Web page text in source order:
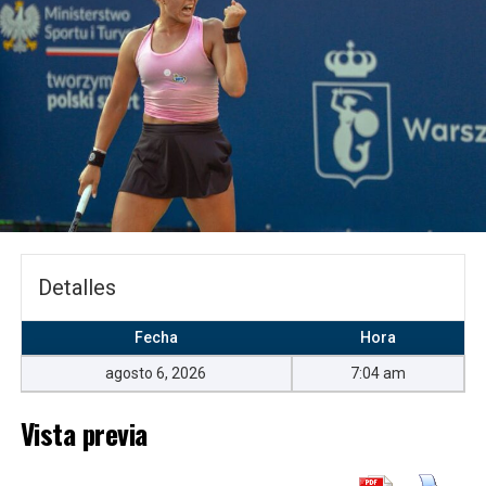
Þór Akureyri – Breiðablik
Keflavík – KA Akureyri
3-0
FH Hafnarfjörður – KR Reykjavík
1-1
Keflavík 3-0 KA Akureyri
Goles
1-0, 27 minutos:
2-0, 32 minutos:Dagur Ingi Valsson.
3-0, 36 minutos:Stefan Alexander Ljubicic.
Eiður Orri Ragnarsson
Detalles
Fecha Hora
agosto 6, 2026 7:04 am
Vista previa